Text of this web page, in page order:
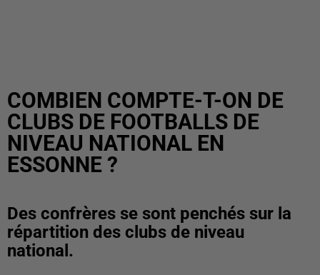
COMBIEN COMPTE-T-ON DE
CLUBS DE FOOTBALLS DE
NIVEAU NATIONAL EN
ESSONNE ?
Des confrères se sont penchés sur la
répartition des clubs de niveau
national.